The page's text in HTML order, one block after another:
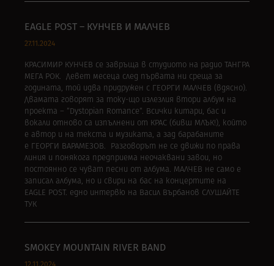
EAGLE POST – КУНЧЕВ И МАЛЧЕВ
27.11.2024
КРАСИМИР КУНЧЕВ се завръща в студиото на радио ТАНГРА
МЕГА РОК. Девет месеца след първата ни среща за
годината, той идва придружен с ГЕОРГИ МАЛЧЕВ (вдясно).
Двамата говорят за току-що излезлия втори албум на
проекта – “Dystopian Romance“. Всички китари, бас и
вокали отново са изпълнени от КРАС (бивш МЛЪК!), който
е автор и на текста и музиката, а зад барабаните
е ГЕОРГИ ВАРАМЕЗОВ. Разговорът не се движи по права
линия и понякога предприема неочаквани завои, но
постоянно се чуват песни от албума. МАЛЧЕВ не само е
записал албума, но и свири на бас на концертите на
EAGLE POST. едно интервю на Васил Върбанов СЛУШАЙТЕ
ТУК
SMOKEY MOUNTAIN RIVER BAND
12.11.2024